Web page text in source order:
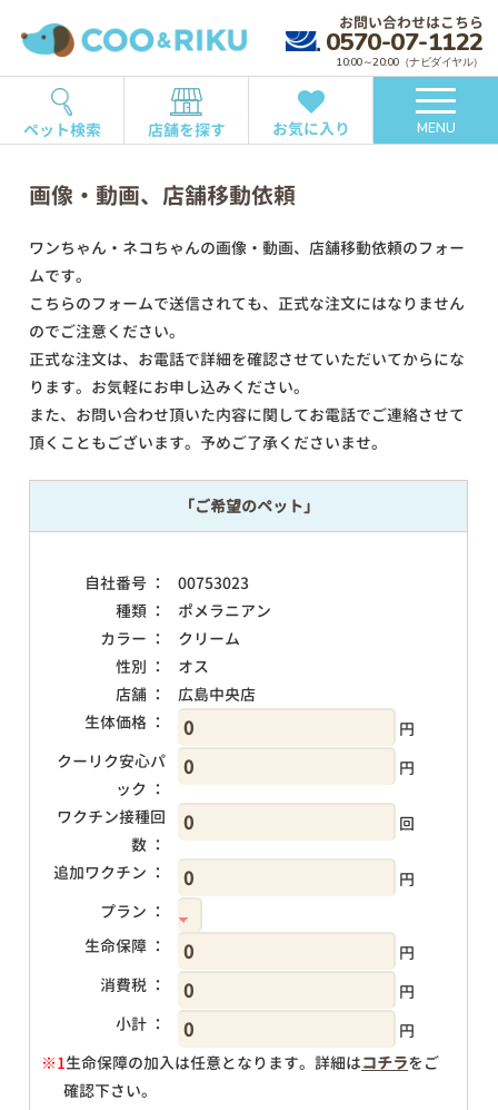
お問い合わせはこちら
0570-07-1122
10:00～20:00（ナビダイヤル）
ペット検索 店舗を探す お気に入り MENU
画像・動画、店舗移動依頼
ワンちゃん・ネコちゃんの画像・動画、店舗移動依頼のフォー
ムです。
こちらのフォームで送信されても、正式な注文にはなりません
のでご注意ください。
正式な注文は、お電話で詳細を確認させていただいてからにな
ります。お気軽にお申し込みください。
また、お問い合わせ頂いた内容に関してお電話でご連絡させて
頂くこともございます。予めご了承くださいませ。
「ご希望のペット」
自社番号 ：
00753023
種類 ：
ポメラニアン
カラー ：
クリーム
性別 ：
オス
店舗 ：
広島中央店
生体価格 ：
円
クーリク安心パ
ック ：
円
ワクチン接種回
数 ：
回
追加ワクチン ：
円
プラン ：
生命保障 ：
円
消費税 ：
円
小計 ：
円
※1生命保障の加入は任意となります。詳細はコチラをご
確認下さい。